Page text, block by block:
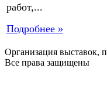
работ,...
Подробнее »
Организация выставок,
Все права защищены